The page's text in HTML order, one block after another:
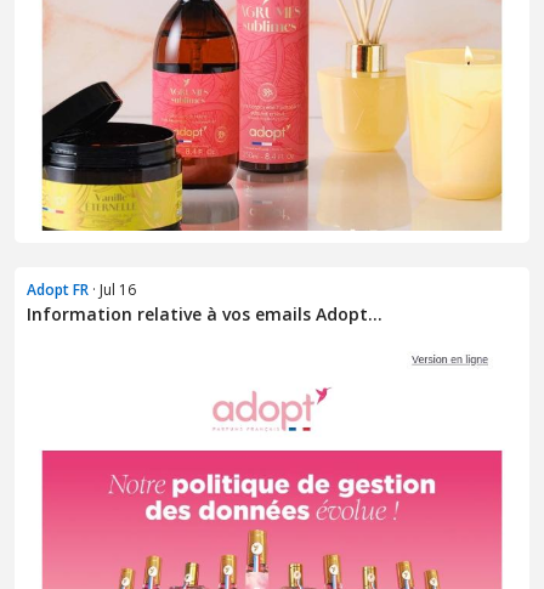
Adopt FR · Jul 16
Information relative à vos emails Adopt...